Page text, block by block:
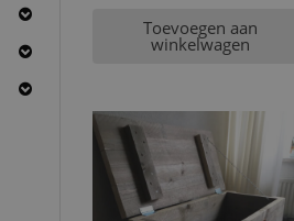
Toevoegen aan
winkelwagen